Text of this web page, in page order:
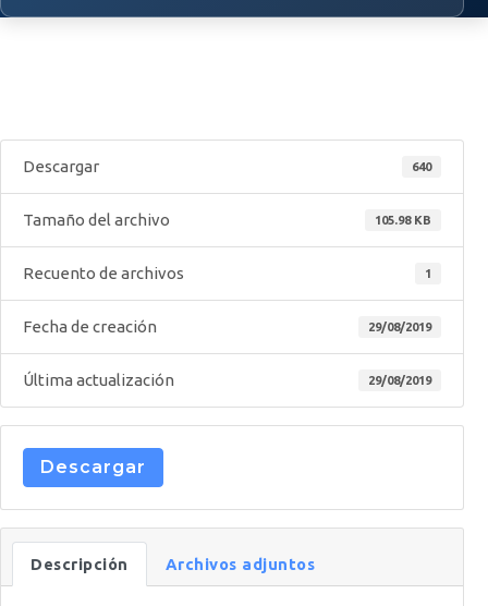
Descargar 640
Tamaño del archivo 105.98 KB
Recuento de archivos 1
Fecha de creación 29/08/2019
Última actualización 29/08/2019
Descargar
Descripción Archivos adjuntos